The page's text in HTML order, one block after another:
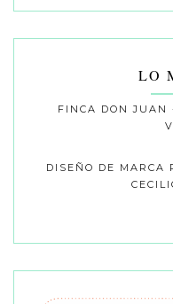
LO
FINCA DON JUAN
DISEÑO DE MARCA